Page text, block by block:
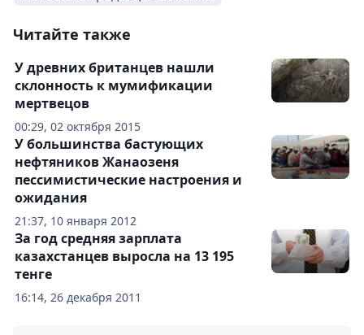
Читайте также
00:29, 02 октября 2015
У древних британцев нашли
склонность к мумификации
мертвецов
21:37, 10 января 2012
У большинства бастующих
нефтяников Жанаозеня
пессимистические настроения и
ожидания
16:14, 26 декабря 2011
За год средняя зарплата
казахстанцев выросла на 13 195
тенге